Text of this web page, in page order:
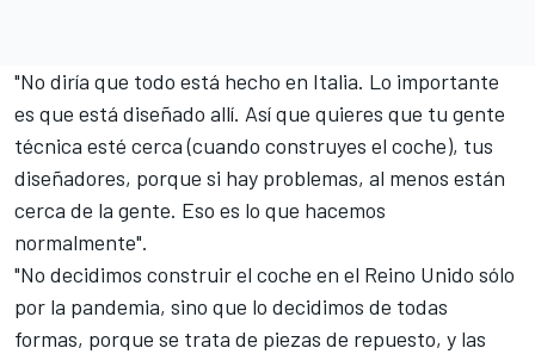
"No diría que todo está hecho en Italia. Lo importante
es que está diseñado allí. Así que quieres que tu gente
técnica esté cerca (cuando construyes el coche), tus
diseñadores, porque si hay problemas, al menos están
cerca de la gente. Eso es lo que hacemos
normalmente".
"No decidimos construir el coche en el Reino Unido sólo
por la pandemia, sino que lo decidimos de todas
formas, porque se trata de piezas de repuesto, y las